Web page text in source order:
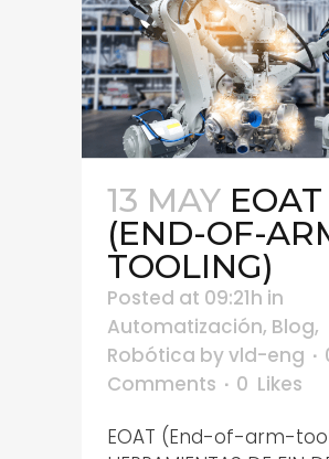
13 MAY EOAT
(END-OF-
TOOLING)
Posted at 09:21h in
Automatización, Blog,
Robótica byvld-eng
Comments
0 Likes
EOAT (End-of-arm-